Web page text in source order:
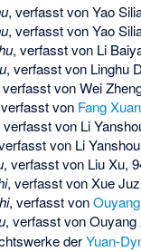
, verfasst von Yao
, verfasst von Yao
, verfasst von Li
, verfasst von Linghu
von Wei
von Fang
verfasst von Li
von Li
, verfasst von Liu Xu,
, verfasst von Xue
, verfasst von
, verfasst von Ouyang
derYuan-